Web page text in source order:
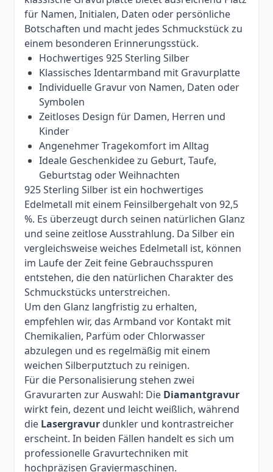
für Namen, Initialen, Daten oder persönliche
Botschaften und macht jedes Schmuckstück zu
einem besonderen Erinnerungsstück.
Hochwertiges 925 Sterling Silber
Klassisches Identarmband mit Gravurplatte
Individuelle Gravur von Namen, Daten oder
Symbolen
Zeitloses Design für Damen, Herren und
Kinder
Angenehmer Tragekomfort im Alltag
Ideale Geschenkidee zu Geburt, Taufe,
Geburtstag oder Weihnachten
925 Sterling Silber ist ein hochwertiges
Edelmetall mit einem Feinsilbergehalt von 92,5
%. Es überzeugt durch seinen natürlichen Glanz
und seine zeitlose Ausstrahlung. Da Silber ein
vergleichsweise weiches Edelmetall ist, können
im Laufe der Zeit feine Gebrauchsspuren
entstehen, die den natürlichen Charakter des
Schmuckstücks unterstreichen.
Um den Glanz langfristig zu erhalten,
empfehlen wir, das Armband vor Kontakt mit
Chemikalien, Parfüm oder Chlorwasser
abzulegen und es regelmäßig mit einem
weichen Silberputztuch zu reinigen.
Für die Personalisierung stehen zwei
Gravurarten zur Auswahl: Die Diamantgravur
wirkt fein, dezent und leicht weißlich, während
die Lasergravur dunkler und kontrastreicher
erscheint. In beiden Fällen handelt es sich um
professionelle Gravurtechniken mit
hochpräzisen Graviermaschinen.